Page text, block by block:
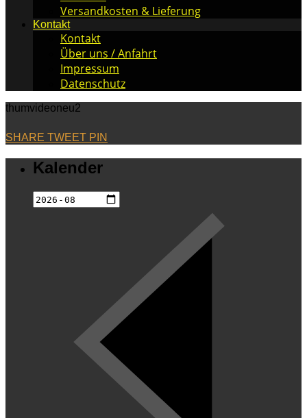
Versandkosten & Lieferung
Kontakt
Kontakt
Über uns / Anfahrt
Impressum
Datenschutz
thumvideoneu2
SHARE TWEET PIN
Kalender